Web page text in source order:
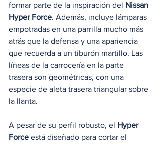
formar parte de la inspiración del Nissan
Hyper Force. Además, incluye lámparas
empotradas en una parrilla mucho más
atrás que la defensa y una apariencia
que recuerda a un tiburón martillo. Las
líneas de la carrocería en la parte
trasera son geométricas, con una
especie de aleta trasera triangular sobre
la llanta.
A pesar de su perfil robusto, el Hyper
Force está diseñado para cortar el